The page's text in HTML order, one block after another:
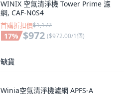
WINIX 空氣清淨機 Tower Prime 濾
網, CAF-N0S4
首購折扣價$1,172
17% $972 ($972.00/1個)
缺貨
Winia空氣清淨機濾網 APFS-A